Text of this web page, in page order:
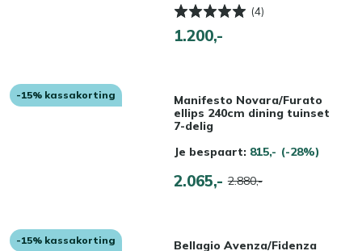
(4)
1.200,-
-15% kassakorting
Manifesto Novara/Furato
ellips 240cm dining tuinset
7-delig
Je bespaart: 815,- (-28%)
2.065,- 2.880,-
-15% kassakorting
Bellagio Avenza/Fidenza